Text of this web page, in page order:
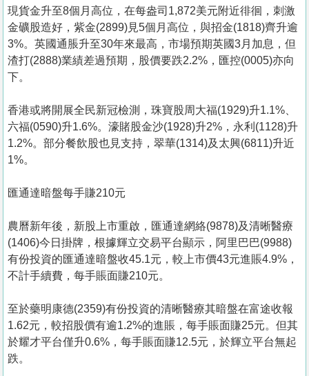
現貨金升至8個月高位，在每盎司1,872美元附近徘徊，刺激
金礦股造好，紫金(2899)見5個月高位，與招金(1818)齊升逾
3%。英國通脹升至30年來最高，市場預期英國3月加息，但
渣打(2888)業績差過預期，股價要跌2.2%，匯控(0005)亦向
下。
香港或將開展全民新冠檢測，珠寶股周大福(1929)升1.1%、
六福(0590)升1.6%。濠賭股金沙(1928)升2%，永利(1128)升
1.2%。部分餐飲股也見支持，翠華(1314)及太興(6811)升近
1%。
匯通達暗盤每手賺210元
農曆新年後，新股上市重啟，匯通達網絡(9878)及清晰醫療
(1406)今日掛牌，根據輝立交易平台顯示，阿里巴巴(9988)
有份投資的匯通達暗盤收45.1元，較上市價43元進賬4.9%，
不計手續費，每手賬面賺210元。
至於藥明康德(2359)有份投資的清晰醫療其暗盤在富途收報
1.62元，較招股價有逾1.2%的進賬，每手賬面賺25元。但其
於耀才平台僅升0.6%，每手賬面賺12.5元，於輝立平台無起
跌。